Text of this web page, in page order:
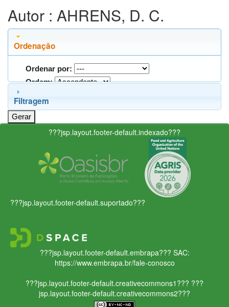
Autor : AHRENS, D. C.
Ordenação
Ordenar por:
Ordem:
Filtragem
???jsp.layout.footer-default.indexado???
???jsp.layout.footer-default.suportado???
???jsp.layout.footer-default.embrapa??? SAC:
https://www.embrapa.br/fale-conosco
???jsp.layout.footer-default.creativecommons1??? ???
jsp.layout.footer-default.creativecommons2???